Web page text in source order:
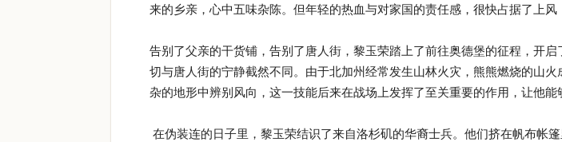
来的乡亲，心中五味杂陈。但年轻的热血与对家国的责任感，很快占据了上风
告别了父亲的干货铺，告别了唐人街，黎玉荣踏上了前往奥德堡的征程，开
切与唐人街的宁静截然不同。由于北加州经常发生山林火灾，熊熊燃烧的山
杂的地形中辨别风向，这一技能后来在战场上发挥了至关重要的作用，让他能
在伪装连的日子里，黎玉荣结识了来自洛杉矶的华裔士兵。他们挤在帆布帐